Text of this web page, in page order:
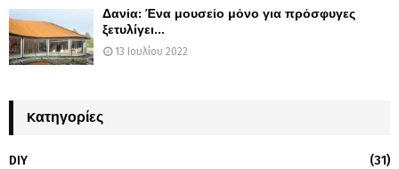
Δανία: Ένα μουσείο μόνο για πρόσφυγες
ξετυλίγει...
13 Ιουλίου 2022
Kατηγορίες
DIY
(31)